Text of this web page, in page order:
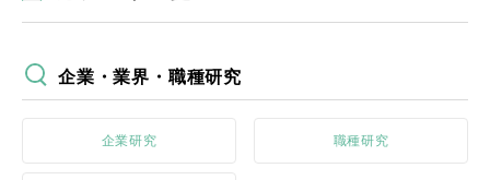
企業・業界・職種研究
企業研究 職種研究